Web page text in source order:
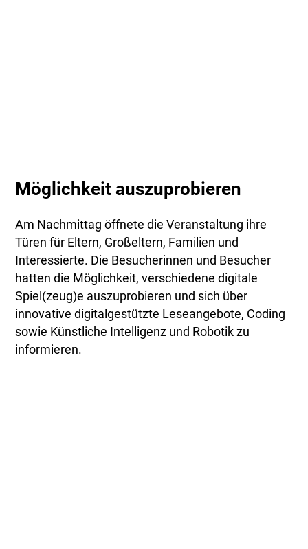
Möglichkeit auszuprobieren
Am Nachmittag öffnete die Veranstaltung ihre
Türen für Eltern, Großeltern, Familien und
Interessierte. Die Besucherinnen und Besucher
hatten die Möglichkeit, verschiedene digitale
Spiel(zeug)e auszuprobieren und sich über
innovative digitalgestützte Leseangebote, Coding
sowie Künstliche Intelligenz und Robotik zu
informieren.